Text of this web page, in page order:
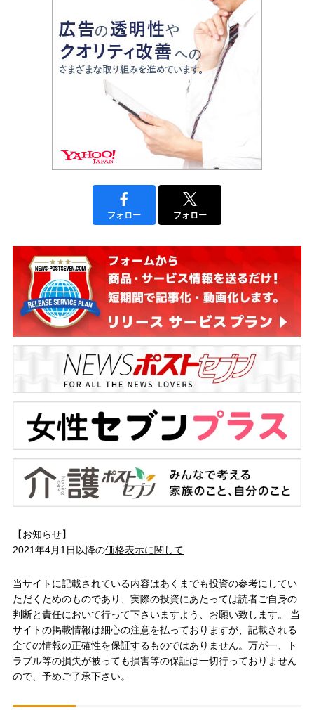
フォロー フォロー
【お知らせ】
2021年4月1日以降の価格表示に関して
当サイトに記載されている内容はあくまでも投資の参考にしてい
ただくためのものであり、実際の投資にあたっては読者ご自身の
判断と責任において行って下さいますよう、お願い致します。 当
サイトの掲載情報は細心の注意を払っておりますが、記載される
全ての情報の正確性を保証するものではありません。万が一、ト
ラブル等の損失が被っても損害等の保証は一切行っておりません
ので、予めご了承下さい。